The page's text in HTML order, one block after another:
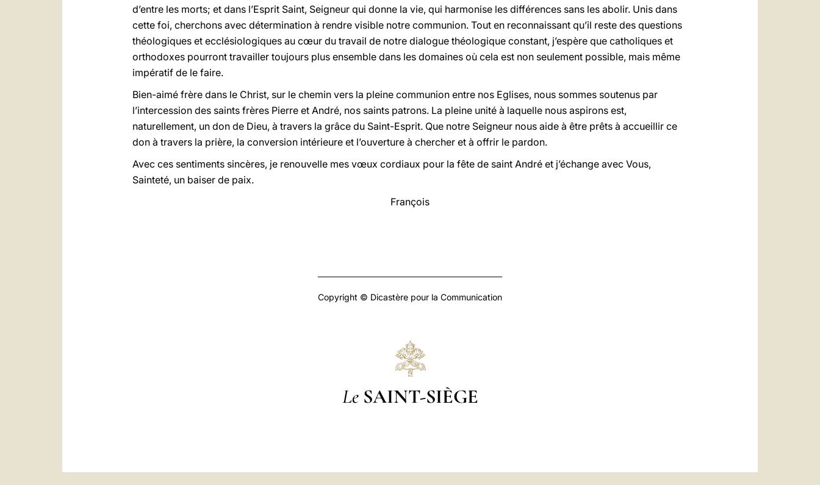
d’entre les morts; et dans l’Esprit Saint, Seigneur qui donne la vie, qui harmonise les différences sans les abolir. Unis dans
cette foi, cherchons avec détermination à rendre visible notre communion. Tout en reconnaissant qu’il reste des questions
théologiques et ecclésiologiques au cœur du travail de notre dialogue théologique constant, j’espère que catholiques et
orthodoxes pourront travailler toujours plus ensemble dans les domaines où cela est non seulement possible, mais même
impératif de le faire.
Bien-aimé frère dans le Christ, sur le chemin vers la pleine communion entre nos Eglises, nous sommes soutenus par
l’intercession des saints frères Pierre et André, nos saints patrons. La pleine unité à laquelle nous aspirons est,
naturellement, un don de Dieu, à travers la grâce du Saint-Esprit. Que notre Seigneur nous aide à être prêts à accueillir ce
don à travers la prière, la conversion intérieure et l’ouverture à chercher et à offrir le pardon.
Avec ces sentiments sincères, je renouvelle mes vœux cordiaux pour la fête de saint André et j’échange avec Vous,
Sainteté, un baiser de paix.
François
Copyright © Dicastère pour la Communication
Le SAINT-SIÈGE